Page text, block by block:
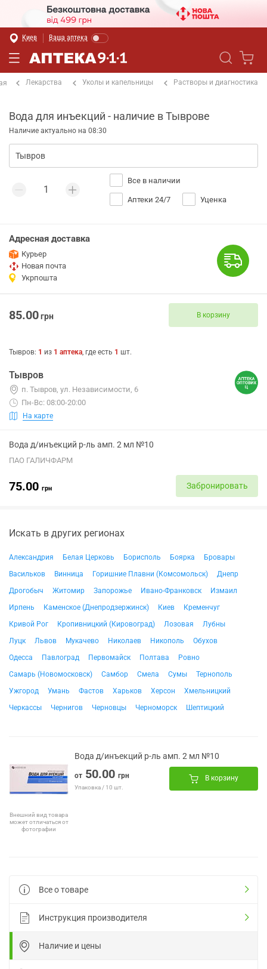
Киев Ваша аптека
Лекарства Уколы и капельницы Растворы и диагностика
Вода для инъекций - наличие в Тыврове
Наличие актуально на 08:30
Все в наличии
Аптеки 24/7 Уценка
Адресная доставка
Курьер
Новая почта
Укрпошта
85.00грн В корзину
Тывров: 1 из 1 аптека, где есть 1 шт.
Тывров
п. Тывров, ул. Независимости, 6
Пн-Вс: 08:00-20:00
На карте
Вода д/инъекций р-ль амп. 2 мл №10
ПАО ГАЛИЧФАРМ
75.00 грн Забронировать
Искать в других регионах
Александрия Белая Церковь Борисполь Боярка
Бровары
Васильков
Винница Горишние Плавни (Комсомольск)
Днепр
Дрогобыч
Житомир Запорожье Ивано-Франковск
Измаил
Ирпень
Каменское (Днепродзержинск) Киев
Кременчуг
Кривой Рог
Кропивницкий (Кировоград) Лозовая
Лубны
Луцк
Львов Мукачево Николаев Никополь
Обухов
Одесса
Павлоград Первомайск Полтава
Ровно
Самарь (Новомосковск)
Самбор Смела Сумы
Тернополь
Ужгород
Умань Фастов Харьков Херсон
Хмельницкий
Черкассы
Чернигов Черновцы Черноморск Шептицкий
Внешний вид товара
может отличаться от
фотографии
Вода д/инъекций р-ль амп. 2 мл №10
от 50.00 грн
Упаковка / 10 шт.
В корзину
Все о товаре
Инструкция производителя
Наличие и цены